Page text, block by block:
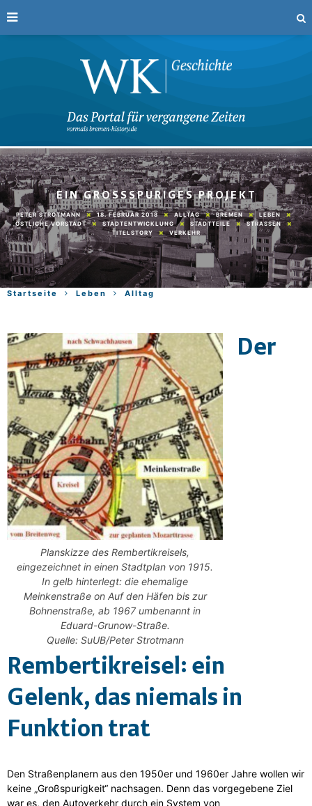
EIN GROSSSPURIGES PROJEKT
PETER STROTMANN 18. FEBRUAR 2018 ALLTAG BREMEN
LEBEN
ÖSTLICHE VORSTADT
STADTENTWICKLUNG STADTTEILE
STRASSEN
TITELSTORY
VERKEHR
Startseite Leben Alltag
Planskizze des Rembertikreisels,
eingezeichnet in einen Stadtplan von 1915.
In gelb hinterlegt: die ehemalige
Meinkenstraße on Auf den Häfen bis zur
Bohnenstraße, ab 1967 umbenannt in
Eduard-Grunow-Straße.
Quelle: SuUB/Peter Strotmann
Der
Rembertikreisel: ein
Gelenk, das niemals in
Funktion trat
Den Straßenplanern aus den 1950er und 1960er Jahre wollen wir
keine „Großspurigkeit“ nachsagen. Denn das vorgegebene Ziel
war es, den Autoverkehr durch ein System von